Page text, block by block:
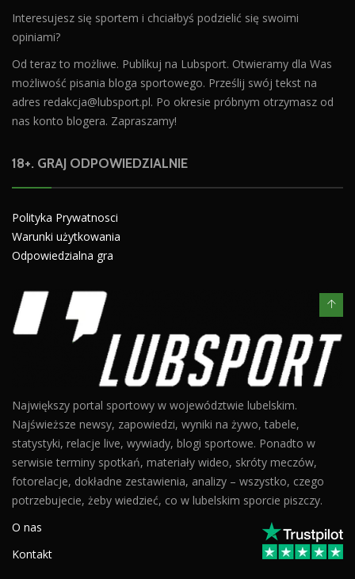
Interesujesz się sportem i chciałbyś podzielić się swoimi
opiniami?
Od teraz to możliwe. Publikuj na Lubsport. Otwieramy dla Was
możliwość pisania bloga sportowego. Prześlij swój tekst na
adres redakcja@lubsport.pl. Po okresie próbnym otrzymasz od
nas konto blogera. Zapraszamy!
18+. GRAJ ODPOWIEDZIALNIE
Polityka Prywatnosci
Warunki użytkowania
Odpowiedzialna gra
Największy portal sportowy w województwie lubelskim.
Najświeższe newsy, zapowiedzi, wyniki na żywo, tabele,
statystyki, relacje live, wywiady, blogi sportowe. Ponadto w
serwisie terminy spotkań, materiały wideo, skróty meczów,
fotorelacje, dokładne zestawienia, analizy – wszystko, czego
potrzebujecie, żeby wiedzieć, co w lubelskim sporcie piszczy.
O nas
Kontakt